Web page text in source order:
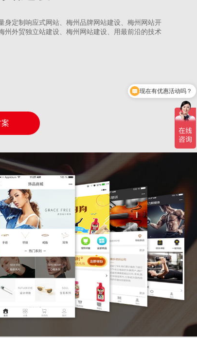
身定制响应式网站、梅州品牌网站建设、梅州网站开
州外贸独立站建设、梅州网站建设、用最前沿的技术
可以介绍下你们的产品吗？
现在有优惠活动吗？